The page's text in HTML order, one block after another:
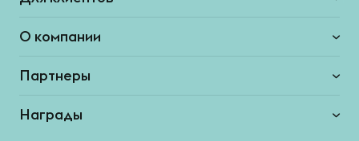
О компании
Партнеры
Награды